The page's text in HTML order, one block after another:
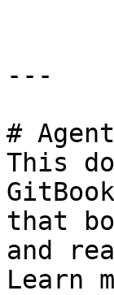
---
#
This
that
and
Learn